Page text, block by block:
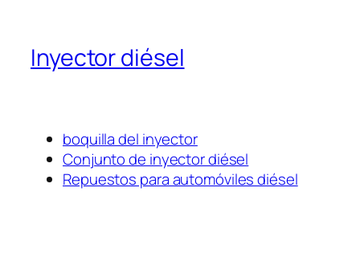
Inyector diésel
boquilla del inyector
Conjunto de inyector diésel
Repuestos para automóviles diésel